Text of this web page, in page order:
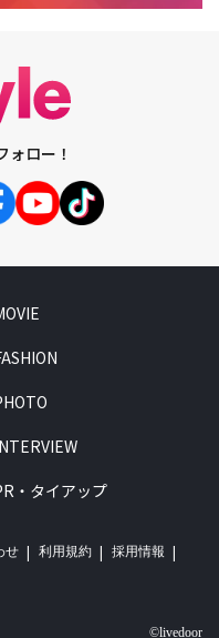
ォロー！
・タイアップ
せ 利用規約 採用情報
©livedoor